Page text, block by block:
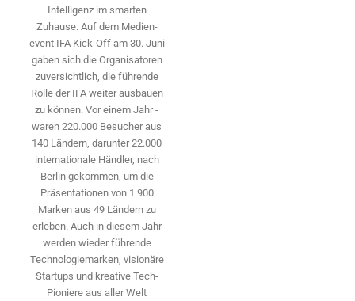
Intelligenz im smarten
Zuhause. Auf dem Medien­
event IFA Kick-Off am 30. Juni
gaben sich die Organisatoren
zuversichtlich, die führende
Rolle der IFA weiter ausbauen
zu können. Vor einem Jahr ­
waren 220.000 Besucher aus
140 ­Ländern, ­darunter 22.000
internationale Händler, nach
Berlin gekommen, um die
Präsen­tationen von 1.900
Marken aus 49 Ländern zu
erleben. Auch in diesem Jahr
werden wieder führende
Technologiemarken, visionäre
Startups und ­kreative Tech-
Pioniere aus aller Welt